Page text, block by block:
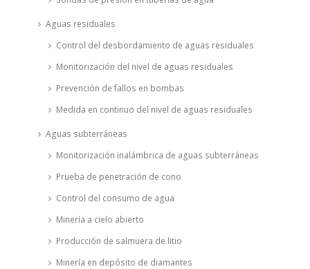
Aguas residuales
Control del desbordamiento de aguas residuales
Monitorización del nivel de aguas residuales
Prevención de fallos en bombas
Medida en continuo del nivel de aguas residuales
Aguas subterráneas
Monitorización inalámbrica de aguas subterráneas
Prueba de penetración de cono
Control del consumo de agua
Minería a cielo abierto
Producción de salmuera de litio
Minería en depósito de diamantes